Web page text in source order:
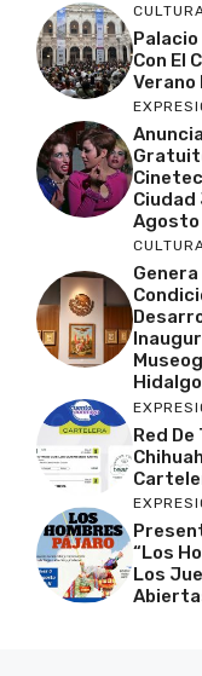
Palacio
Con El
Verano
Agosto
Red
“Los
Los